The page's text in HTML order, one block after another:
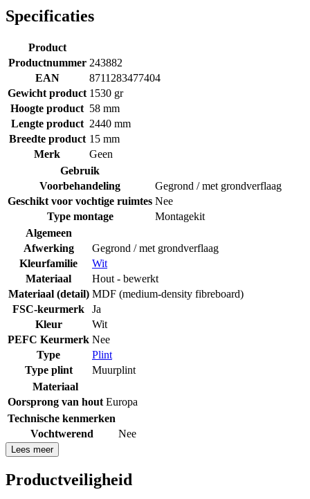
Specificaties
Product
Productnummer 243882
EAN
8711283477404
Gewicht product 1530 gr
Hoogte product 58 mm
Lengte product 2440 mm
Breedte product 15 mm
Merk
Geen
Gebruik
Voorbehandeling
Gegrond / met grondverflaag
Geschikt voor vochtige ruimtes Nee
Type montage
Montagekit
Algemeen
Afwerking
Gegrond / met grondverflaag
Kleurfamilie
Wit
Materiaal
Hout - bewerkt
Materiaal (detail) MDF (medium-density fibreboard)
FSC-keurmerk
Ja
Kleur
Wit
PEFC Keurmerk Nee
Type
Plint
Type plint
Muurplint
Materiaal
Oorsprong van hout Europa
Technische kenmerken
Vochtwerend
Nee
Lees meer
Productveiligheid